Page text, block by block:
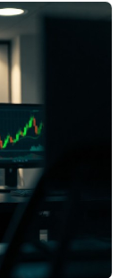
investor